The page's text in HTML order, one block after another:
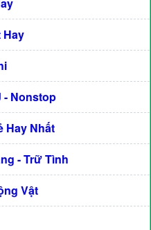
Hay
- Nonstop
Hay Nhất
- Trữ Tình
Vật